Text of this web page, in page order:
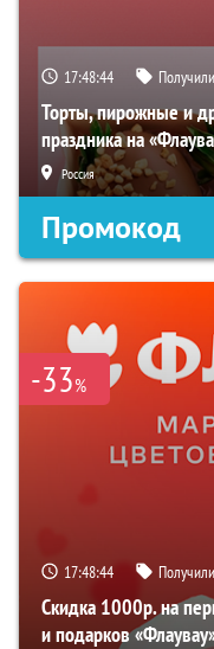
17:48:43
Торты, пирожные и
праздника на
Россия
Промокод
-33%
17:48:43
Скидка 1000р. на
и подарков